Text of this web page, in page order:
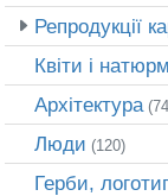
Репродукції
Квіти і
Архітектура
Люди (120)
Герби,